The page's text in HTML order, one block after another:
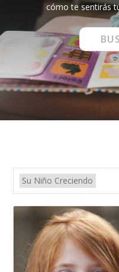
cómo te sentirás
Su Niño Creciendo